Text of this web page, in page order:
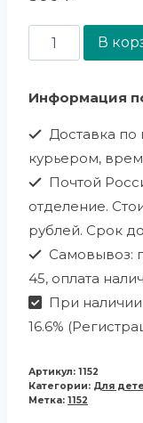
В
Информация
Доставка по
курьером,
Почтой
отделение.
рублей. Срок
Самовывоз:
45, оплата
При
16.6%
Артикул: 1152
Категории: Для
Метка: 1152